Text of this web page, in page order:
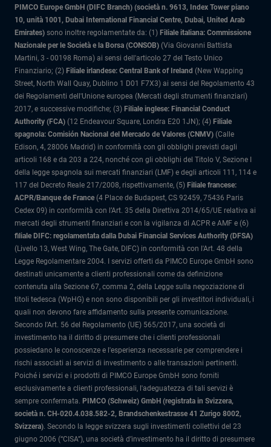
PIMCO Europe GmbH (DIFC Branch) (società n. 9613, Index Tower piano
10, unità 1001, Dubai International Financial Centre, Dubai, United Arab
Emirates) sono inoltre regolamentate da: (1) Filiale italiana: Commissione
Nazionale per le Società e la Borsa (CONSOB) (Via Giovanni Battista
Martini, 3 - 00198 Roma) ai sensi dell'articolo 27 del Testo Unico
Finanziario; (2) Filiale irlandese: Central Bank of Ireland (New Wapping
Street, North Wall Quay, Dublino 1 D01 F7X3) ai sensi del Regolamento 43
dei Regolamenti dell'Unione europea (Mercati degli strumenti finanziari)
2017, e successive modifiche; (3) Filiale inglese: Financial Conduct
Authority (FCA) (12 Endeavour Square, Londra E20 1JN); (4) Filiale
spagnola: Comisión Nacional del Mercado de Valores (CNMV) (Calle
Edison, 4, 28006 Madrid) in conformità con gli obblighi previsti dagli
articoli 168 e da 203 a 224, nonché con gli obblighi del Titolo V, Sezione I
della legge spagnola sui mercati finanziari (LMF) e degli articoli 111, 114 e
117 del Decreto Reale 217/2008, rispettivamente, (5) Filiale francese:
ACPR/Banque de France (4 Place de Budapest, CS 92459, 75436 Paris
Cedex 09) in conformità con l’Art. 35 della Direttiva 2014/65/UE relativa ai
mercati degli strumenti finanziari e con la vigilanza di ACPR e AMF e (6)
filiale DIFC: regolamentata dalla Dubai Financial Services Authority (DFSA)
(Livello 13, West Wing, The Gate, DIFC) in conformità con l'Art. 48 della
Legge Regolamentare 2004. I servizi offerti da PIMCO Europe GmbH sono
destinati unicamente a clienti professionali come da definizione
contenuta alla Sezione 67, comma 2, della Legge sulla negoziazione di
titoli tedesca (WpHG) e non sono disponibili per gli investitori individuali, i
quali non devono fare affidamento sulla presente comunicazione.
Secondo l'Art. 56 del Regolamento (UE) 565/2017, una società di
investimento ha il diritto di presumere che i clienti professionali
possiedano le conoscenze e l'esperienza necessarie per comprendere i
rischi associati ai servizi di investimento o alle transazioni pertinenti.
Poiché i servizi e i prodotti di PIMCO Europe GmbH sono forniti
esclusivamente a clienti professionali, l'adeguatezza di tali servizi è
sempre confermata. PIMCO (Schweiz) GmbH (registrata in Svizzera,
società n. CH-020.4.038.582-2, Brandschenkestrasse 41 Zurigo 8002,
Svizzera). Secondo la legge svizzera sugli investimenti collettivi del 23
giugno 2006 (“CISA”), una società d’investimento ha il diritto di presumere